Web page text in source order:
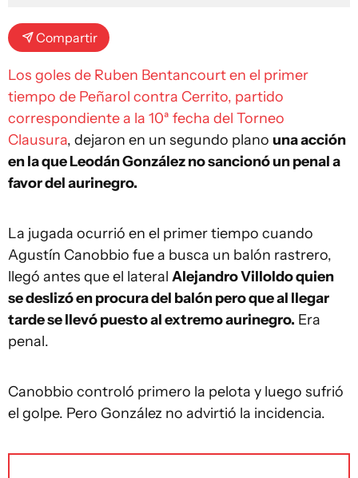
Compartir
Los goles de Ruben Bentancourt en el primer
tiempo de Peñarol contra Cerrito, partido
correspondiente a la 10ª fecha del Torneo
Clausura, dejaron en un segundo plano una acción
en la que Leodán González no sancionó un penal a
favor del aurinegro.
La jugada ocurrió en el primer tiempo cuando
Agustín Canobbio fue a busca un balón rastrero,
llegó antes que el lateral Alejandro Villoldo quien
se deslizó en procura del balón pero que al llegar
tarde se llevó puesto al extremo aurinegro. Era
penal.
Canobbio controló primero la pelota y luego sufrió
el golpe. Pero González no advirtió la incidencia.